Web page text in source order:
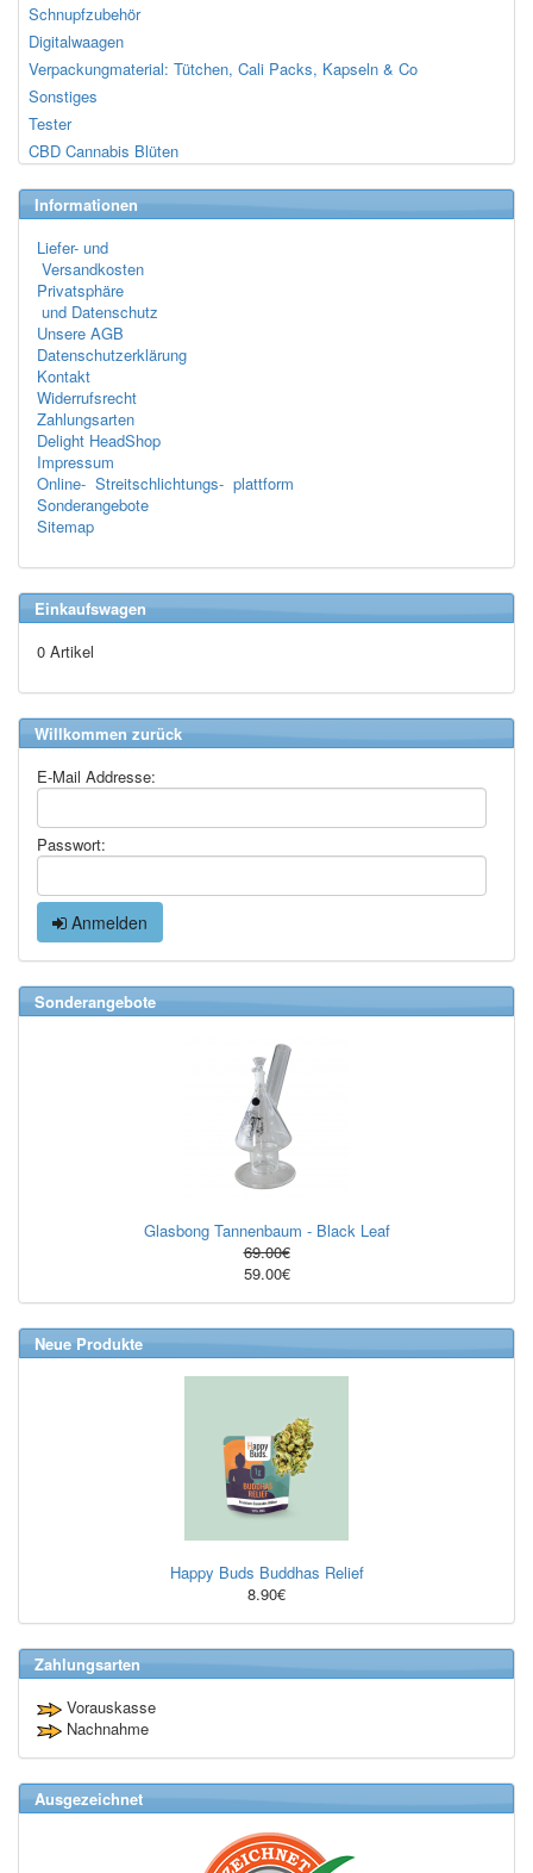
Schnupfzubehör
Digitalwaagen
Verpackungmaterial: Tütchen, Cali Packs, Kapseln & Co
Sonstiges
Tester
CBD Cannabis Blüten
Informationen
Liefer- und
Versandkosten
Privatsphäre
und Datenschutz
Unsere AGB
Datenschutzerklärung
Kontakt
Widerrufsrecht
Zahlungsarten
Delight HeadShop
Impressum
Online- Streitschlichtungs- plattform
Sonderangebote
Sitemap
Einkaufswagen
0 Artikel
Willkommen zurück
E-Mail Addresse:
Passwort:
Anmelden
Sonderangebote
Glasbong Tannenbaum - Black Leaf
69.00€
59.00€
Neue Produkte
Happy Buds Buddhas Relief
8.90€
Zahlungsarten
Vorauskasse
Nachnahme
Ausgezeichnet